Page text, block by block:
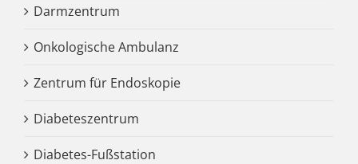
Darmzentrum
Onkologische Ambulanz
Zentrum für Endoskopie
Diabeteszentrum
Diabetes-Fußstation